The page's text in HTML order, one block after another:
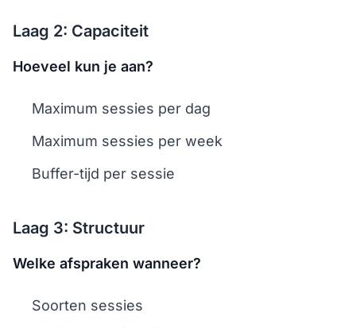
Laag 2: Capaciteit
Hoeveel kun je aan?
Maximum sessies per dag
Maximum sessies per week
Buffer-tijd per sessie
Laag 3: Structuur
Welke afspraken wanneer?
Soorten sessies